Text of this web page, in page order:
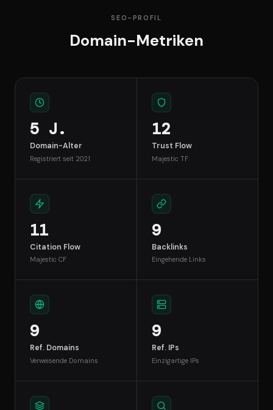
SEO-PROFIL
Domain-Metriken
5 J.
Domain-Alter
Registriert seit 2021
12
Trust Flow
Majestic TF
11
Citation Flow
Majestic CF
9
Backlinks
Eingehende Links
9
Ref. Domains
Verweisende Domains
9
Ref. IPs
Einzigartige IPs